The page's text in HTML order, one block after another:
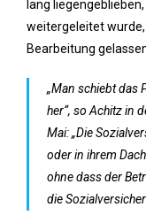
lang
weitergeleitet
Bearbeitung
„Man schiebt das
her“, so Achitz in
Mai: „Die
oder in ihrem
ohne dass der
die